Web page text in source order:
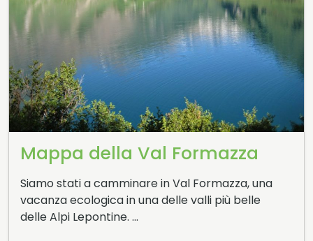
Mappa della Val Formazza
Siamo stati a camminare in Val Formazza, una
vacanza ecologica in una delle valli più belle
delle Alpi Lepontine. …